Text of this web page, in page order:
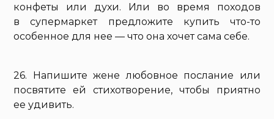
конфеты или духи. Или во время походов
в супермаркет предложите купить что-то
особенное для нее — что она хочет сама себе.
26. Напишите жене любовное послание или
посвятите ей стихотворение, чтобы приятно
ее удивить.